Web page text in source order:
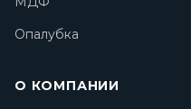
Опалубка
О КОМПАНИИ